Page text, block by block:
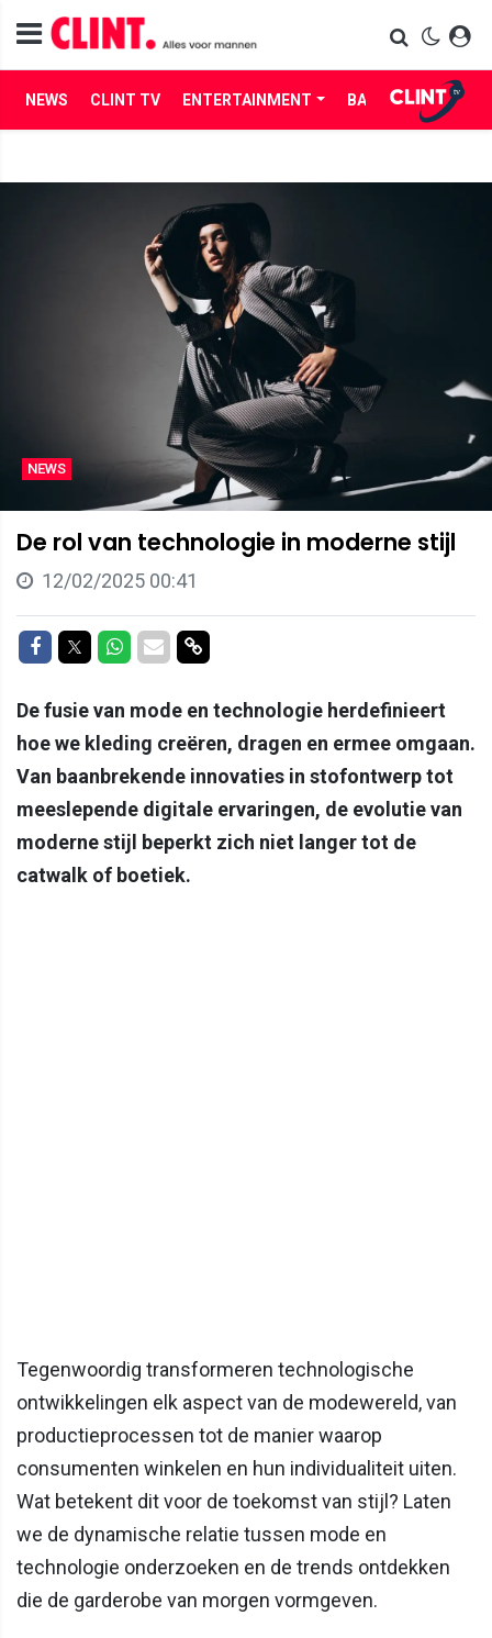
NEWS CLINT TV ENTERTAINMENT BABES LIFE
NEWS
De rol van technologie in moderne stijl
12/02/2025 00:41
Delen op Facebook
Delen op Twitter
Delen op Whatsapp
Delen via Mail
Delen via link
De fusie van mode en technologie herdefinieert
hoe we kleding creëren, dragen en ermee omgaan.
Van baanbrekende innovaties in stofontwerp tot
meeslepende digitale ervaringen, de evolutie van
moderne stijl beperkt zich niet langer tot de
catwalk of boetiek.
Tegenwoordig transformeren technologische
ontwikkelingen elk aspect van de modewereld, van
productieprocessen tot de manier waarop
consumenten winkelen en hun individualiteit uiten.
Wat betekent dit voor de toekomst van stijl? Laten
we de dynamische relatie tussen mode en
technologie onderzoeken en de trends ontdekken
die de garderobe van morgen vormgeven.